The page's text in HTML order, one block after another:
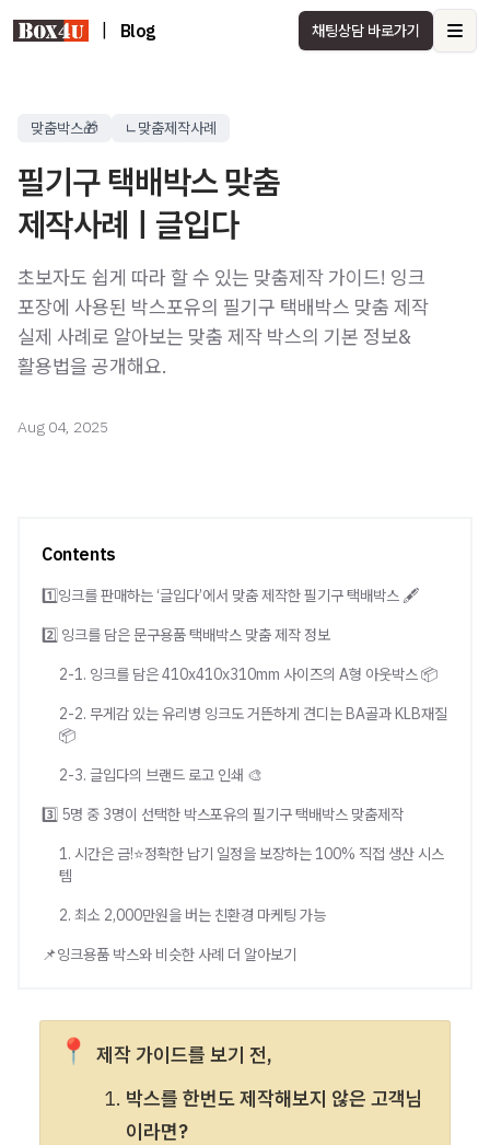
Blog 채팅상담 바로가기
맞춤박스🎁 ㄴ맞춤제작사례
필기구 택배박스 맞춤
제작사례ㅣ글입다
초보자도 쉽게 따라 할 수 있는 맞춤제작 가이드! 잉크
포장에 사용된 박스포유의 필기구 택배박스 맞춤 제작
실제 사례로 알아보는 맞춤 제작 박스의 기본 정보&
활용법을 공개해요.
Aug 04, 2025
Contents
1️⃣잉크를 판매하는 ‘글입다’에서 맞춤 제작한 필기구 택배박스 🖋️
2️⃣ 잉크를 담은 문구용품 택배박스 맞춤 제작 정보
2-1. 잉크를 담은 410x410x310mm 사이즈의 A형 아웃박스 📦
2-2. 무게감 있는 유리병 잉크도 거뜬하게 견디는 BA골과 KLB재질
📦
2-3. 글입다의 브랜드 로고 인쇄 🎨
3️⃣ 5명 중 3명이 선택한 박스포유의 필기구 택배박스 맞춤제작
1. 시간은 금!⭐정확한 납기 일정을 보장하는 100% 직접 생산 시스
템
2. 최소 2,000만원을 버는 친환경 마케팅 가능
📌잉크용품 박스와 비슷한 사례 더 알아보기
📍
제작 가이드를 보기 전,
박스를 한번도 제작해보지 않은 고객님
이라면?